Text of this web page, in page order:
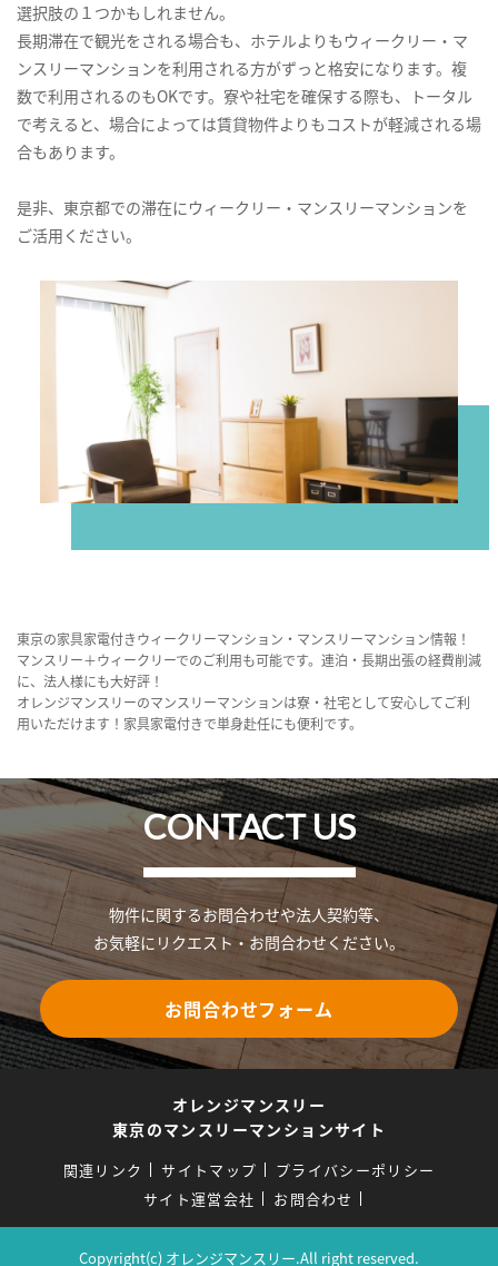
選択肢の１つかもしれません。
長期滞在で観光をされる場合も、ホテルよりもウィークリー・マ
ンスリーマンションを利用される方がずっと格安になります。複
数で利用されるのもOKです。寮や社宅を確保する際も、トータル
で考えると、場合によっては賃貸物件よりもコストが軽減される場
合もあります。
是非、東京都での滞在にウィークリー・マンスリーマンションを
ご活用ください。
東京の家具家電付きウィークリーマンション・マンスリーマンション情報！
マンスリー＋ウィークリーでのご利用も可能です。連泊・長期出張の経費削減
に、法人様にも大好評！
オレンジマンスリーのマンスリーマンションは寮・社宅として安心してご利
用いただけます！家具家電付きで単身赴任にも便利です。
CONTACT US
物件に関するお問合わせや法人契約等、
お気軽にリクエスト・お問合わせください。
お問合わせフォーム
オレンジマンスリー
東京のマンスリーマンションサイト
関連リンク サイトマップ
プライバシーポリシー
サイト運営会社
お問合わせ
Copyright(c) オレンジマンスリー.All right reserved.